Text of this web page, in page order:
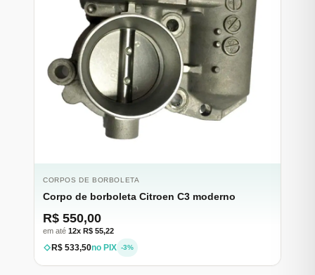
CORPOS DE BORBOLETA
Corpo de borboleta Citroen C3 moderno
R$ 550,00
em até 12x R$ 55,22
R$ 533,50no PIX -3%